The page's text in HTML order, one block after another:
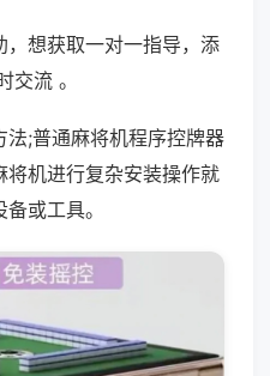
想获取一对一指导，添
流 。
;普通麻将机程序控牌器
机进行复杂安装操作就
或工具。